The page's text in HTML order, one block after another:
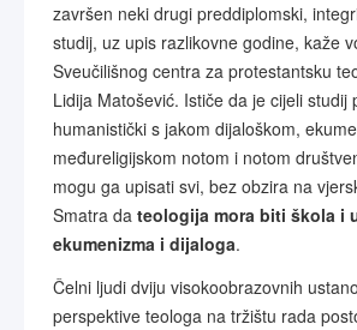
završen neki drugi preddiplomski,
studij, uz upis razlikovne godine, kaže
Sveučilišnog centra za protestantsku
Lidija Matošević. Ističe da je cijeli studij
humanistički s jakom dijaloškom,
međureligijskom notom i notom
mogu ga upisati svi, bez obzira na
Smatra da teologija mora biti škola i
ekumenizma i dijaloga.
Čelni ljudi dviju visokoobrazovnih
perspektive teologa na tržištu rada